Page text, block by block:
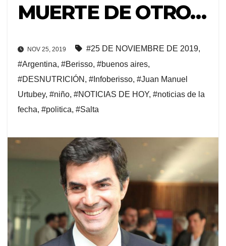
MUERTE DE OTRO…
NOV 25, 2019 #25 DE NOVIEMBRE DE 2019,
#Argentina, #Berisso, #buenos aires,
#DESNUTRICIÓN , #Infoberisso, #Juan Manuel
Urtubey, #niño, #NOTICIAS DE HOY, #noticias de la
fecha, #politica, #Salta